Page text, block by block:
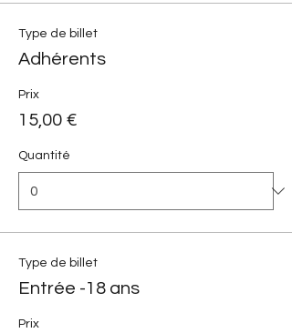
Type de billet
Adhérents
Prix
15,00 €
Quantité
Type de billet
Entrée -18 ans
Prix